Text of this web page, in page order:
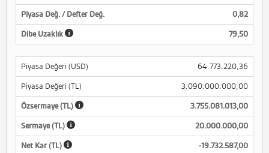
Piyasa Değ. / Defter Değ. 0,82
Dibe Uzaklık 79,50
Piyasa Değeri (USD) 64.773.220,36
Piyasa Değeri (TL) 3.090.000.000,00
Özsermaye (TL) 3.755.081.013,00
Sermaye (TL) 20.000.000,00
Net Kar (TL) -19.732.587,00